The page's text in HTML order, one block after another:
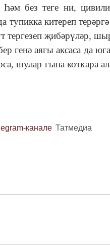
без теге ни,
тупикка китереп
тергезеп җибәрүләр,
генә аягы аксаса да
шулар гына коткара
канале Татмедиа